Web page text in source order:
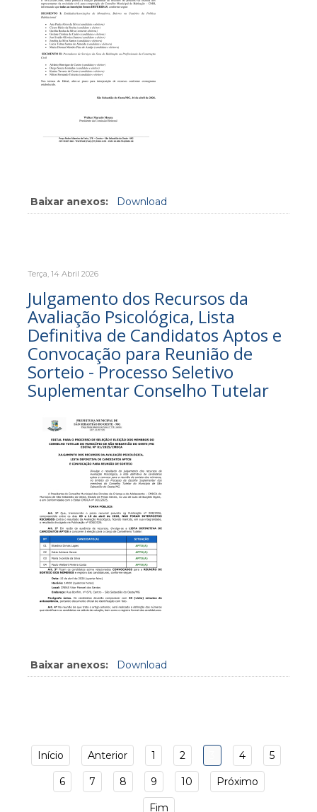
Baixar anexos: Download
Terça, 14 Abril 2026
Julgamento dos Recursos da
Avaliação Psicológica, Lista
Definitiva de Candidatos Aptos e
Convocação para Reunião de
Sorteio - Processo Seletivo
Suplementar Conselho Tutelar
Baixar anexos: Download
Início Anterior 1 2 4 5
6 7 8 9 10 Próximo
Fim